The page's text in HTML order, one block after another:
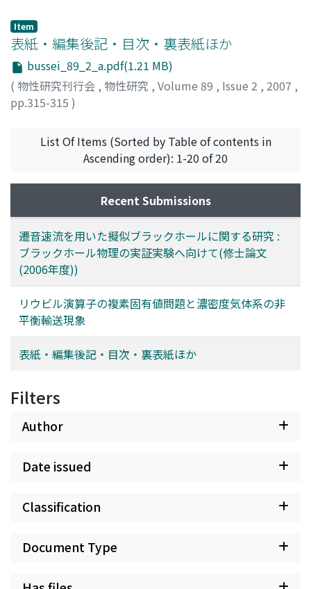
測困難な現象を実験室で間接的に実証するためのモデルと
して、「音響ブラックホール」と呼ばれる擬似ブラックホ
ールが提案されてきた。ブラックホールの本質は、光を一
方向にしか通さない「ホライズン」と呼ばれる構造を持つ
ことである。これに対し「音響ブラックホール」とは、こ
のホライズンの性質を「光」から「音」に置き換え、音を
流を利用するものである。本論文では、(1)ブラックホー
ルの量子論的な粒子生成現象である「Hawking輻射」と、
有振動」の2つに注目し、これらの現象を音響ブラックホ
ールを用いて実証するための方法論を議論する。まず、
(1)Hawking輻射については、輻射スペクトルがホライズ
ン近傍における古典波の「引き延ばし」によって決まるこ
とを利用し、音速点近傍で変形を受けた音波の波形から
Hawking輻射のスペクトルを検証できることを示す。一
方、(2)準固有振動については、遷音速流がブラックホー
ルと同様に準固有振動モードを持つことを示し、実験にお
いて効率良くシグナルを検出するための方法について論じ
る。
Item
表紙・編集後記・目次・裏表紙ほか
bussei_89_2_a.pdf(1.21 MB)
( 物性研究刊行会 , 物性研究 , Volume 89 , Issue 2 , 2007 ,
pp.315-315 )
List Of Items (Sorted by Table of contents in
Ascending order): 1-20 of 20
Recent Submissions
遷音速流を用いた擬似ブラックホールに関する研究 :
ブラックホール物理の実証実験へ向けて(修士論文
(2006年度))
リウビル演算子の複素固有値問題と濃密度気体系の非
平衡輸送現象
表紙・編集後記・目次・裏表紙ほか
Filters
Author
Date issued
Classification
Document Type